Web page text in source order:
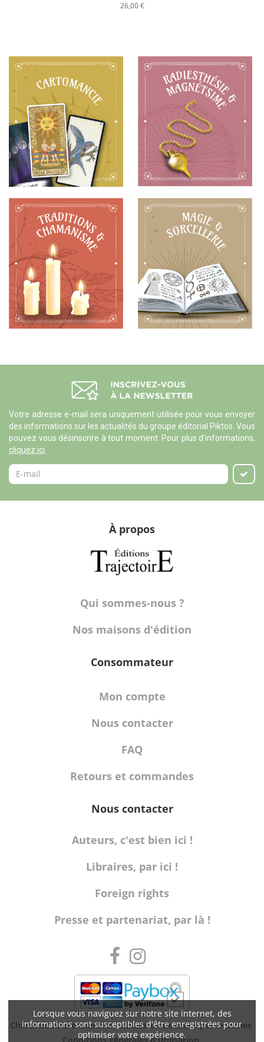
Lorsque vous naviguez sur notre site internet, des
informations sont susceptibles d'être enregistrées pour
optimiser votre expérience.
26,00 €
Votre adresse e-mail sera uniquement utilisée pour vous envoyer
des informations sur les actualités du groupe éditorial Piktos. Vous
pouvez vous désinscrire à tout moment. Pour plus d'informations,
cliquez ici
À propos
Qui sommes-nous ?
Nos maisons d'édition
Consommateur
Mon compte
Nous contacter
FAQ
Retours et commandes
Nous contacter
Auteurs, c'est bien ici !
Libraires, par ici !
Foreign rights
Presse et partenariat, par là !
Charte de référencement
Charte de données personnelles